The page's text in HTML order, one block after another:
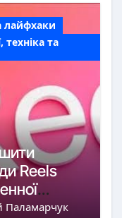
лайфхаки
техніка та
Reels
Паламарчук